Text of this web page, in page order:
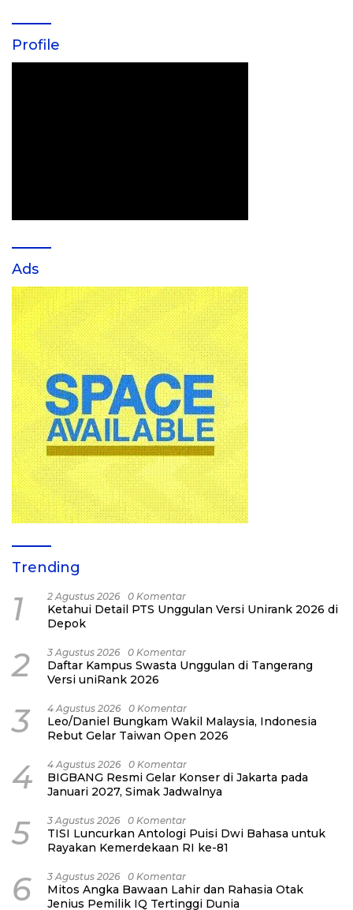
Profile
Ads
Trending
1 2 Agustus 2026 0 Komentar
Ketahui Detail PTS Unggulan Versi Unirank 2026 di
Depok
2 3 Agustus 2026 0 Komentar
Daftar Kampus Swasta Unggulan di Tangerang
Versi uniRank 2026
3 4 Agustus 2026 0 Komentar
Leo/Daniel Bungkam Wakil Malaysia, Indonesia
Rebut Gelar Taiwan Open 2026
4 4 Agustus 2026 0 Komentar
BIGBANG Resmi Gelar Konser di Jakarta pada
Januari 2027, Simak Jadwalnya
5 3 Agustus 2026 0 Komentar
TISI Luncurkan Antologi Puisi Dwi Bahasa untuk
Rayakan Kemerdekaan RI ke-81
6 3 Agustus 2026 0 Komentar
Mitos Angka Bawaan Lahir dan Rahasia Otak
Jenius Pemilik IQ Tertinggi Dunia